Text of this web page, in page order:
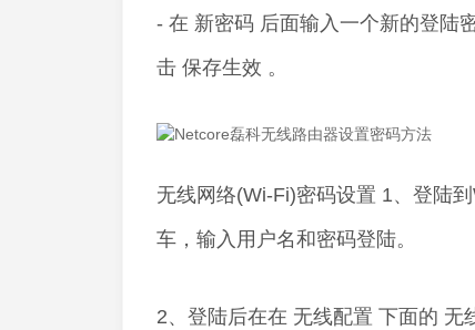
- 在 新密码 后面输入一个新的登陆
击 保存生效 。
无线网络(Wi-Fi)密码设置 1、登陆
车，输入用户名和密码登陆。
2、登陆后在在 无线配置 下面的 无